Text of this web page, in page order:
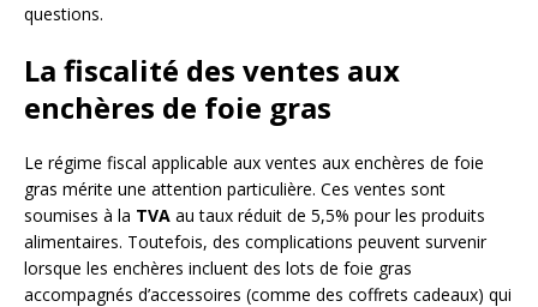
questions.
La fiscalité des ventes aux
enchères de foie gras
Le régime fiscal applicable aux ventes aux enchères de foie
gras mérite une attention particulière. Ces ventes sont
soumises à la TVA au taux réduit de 5,5% pour les produits
alimentaires. Toutefois, des complications peuvent survenir
lorsque les enchères incluent des lots de foie gras
accompagnés d’accessoires (comme des coffrets cadeaux) qui